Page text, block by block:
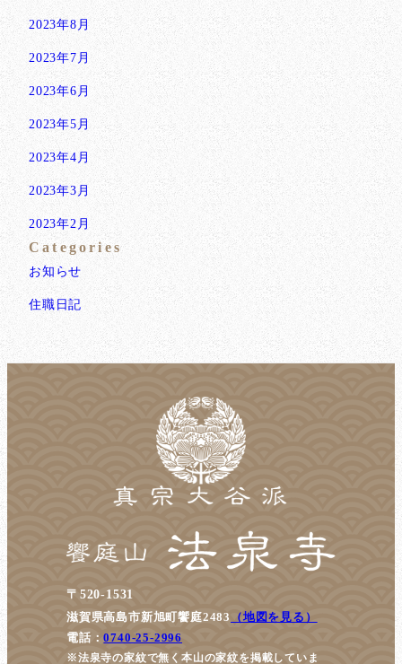
2023年8月
2023年7月
2023年6月
2023年5月
2023年4月
2023年3月
2023年2月
Categories
お知らせ
住職日記
〒520-1531
滋賀県高島市新旭町饗庭2483
（地図を見る）
電話：0740-25-2996
※法泉寺の家紋で無く本山の家紋を掲載していま